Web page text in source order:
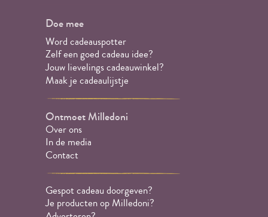
Doe mee
Word cadeauspotter
Zelf een goed cadeau idee?
Jouw lievelings cadeauwinkel?
Maak je cadeaulijstje
Ontmoet Milledoni
Over ons
In de media
Contact
Gespot cadeau doorgeven?
Je producten op Milledoni?